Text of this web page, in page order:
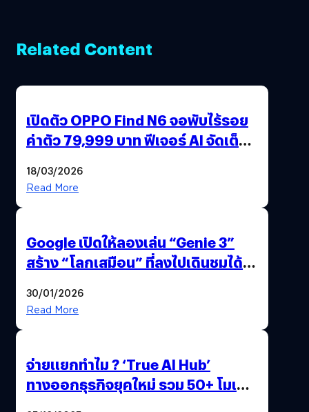
Related Content
เปิดตัว OPPO Find N6 จอพับไร้รอย
ค่าตัว 79,999 บาท ฟีเจอร์ AI จัดเต็ม
18/03/2026
Read More
Google เปิดให้ลองเล่น “Genie 3”
สร้าง “โลกเสมือน” ที่ลงไปเดินชมได้
30/01/2026
Read More
จ่ายแยกทำไม ? ‘True AI Hub’
ทางออกธุรกิจยุคใหม่ รวม 50+ โมเดล